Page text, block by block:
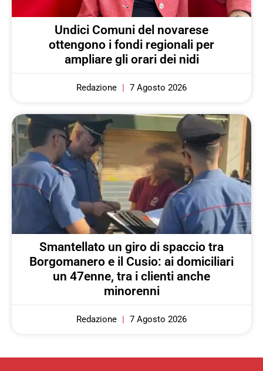
Undici Comuni del novarese
ottengono i fondi regionali per
ampliare gli orari dei nidi
Redazione 7 Agosto 2026
Smantellato un giro di spaccio tra
Borgomanero e il Cusio: ai domiciliari
un 47enne, tra i clienti anche
minorenni
Redazione 7 Agosto 2026